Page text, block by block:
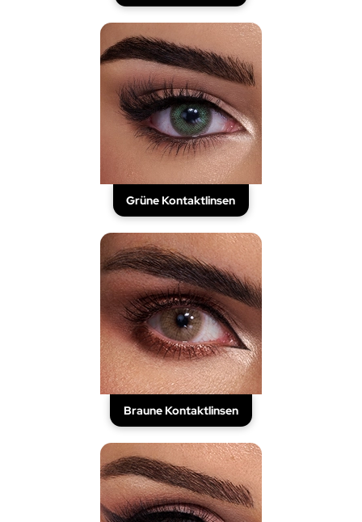
Grüne Kontaktlinsen
Braune Kontaktlinsen